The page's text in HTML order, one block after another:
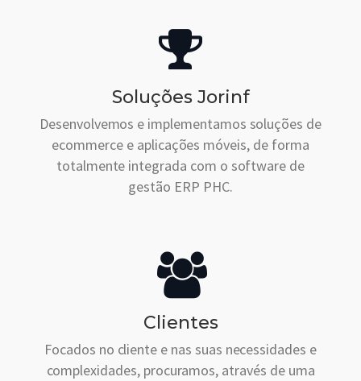
Soluções Jorinf
Desenvolvemos e implementamos soluções de
ecommerce e aplicações móveis, de forma
totalmente integrada com o software de
gestão ERP PHC.
Clientes
Focados no cliente e nas suas necessidades e
complexidades, procuramos, através de uma